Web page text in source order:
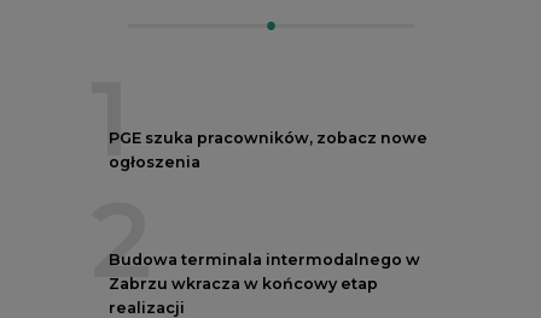
1
PGE szuka pracowników, zobacz nowe
ogłoszenia
2
Budowa terminala intermodalnego w
Zabrzu wkracza w końcowy etap
realizacji